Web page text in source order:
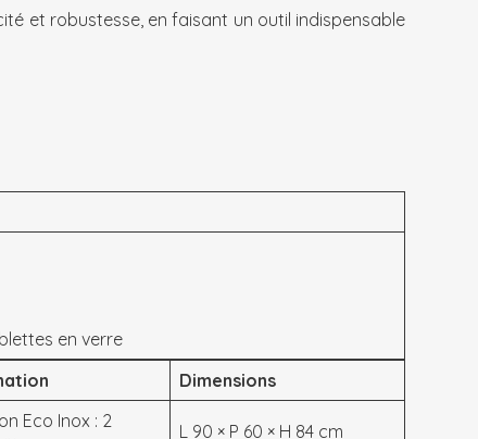
et robustesse, en faisant un outil indispensable
en verre
Dimensions
Eco Inox : 2
L 90 × P 60 × H 84 cm